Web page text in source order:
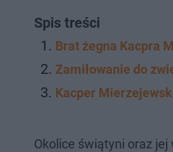
Spis treści
Brat żegna Kacpra
Zamiłowanie do
Kacper
Okolice świątyni oraz